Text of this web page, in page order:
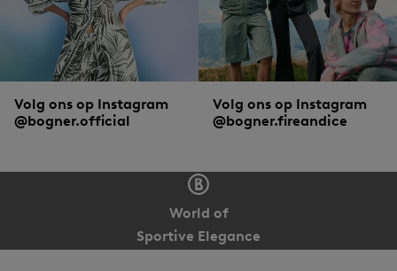
Volg ons op Instagram
@bogner.official
Volg ons op Instagram
@bogner.fireandice
World of
Sportive Elegance